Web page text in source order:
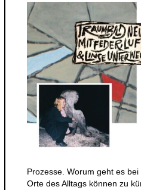
Prozesse. Worum geht es
Orte des Alltags können zu